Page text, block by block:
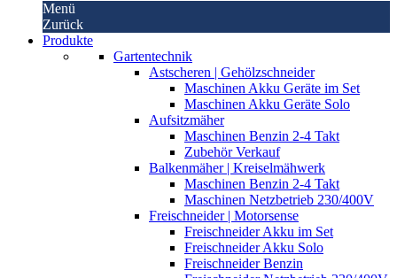
Menü
Zurück
Produkte
Gartentechnik
Astscheren | Gehölzschneider
Maschinen Akku Geräte im Set
Maschinen Akku Geräte Solo
Aufsitzmäher
Maschinen Benzin 2-4 Takt
Zubehör Verkauf
Balkenmäher | Kreiselmähwerk
Maschinen Benzin 2-4 Takt
Maschinen Netzbetrieb 230/400V
Freischneider | Motorsense
Freischneider Akku im Set
Freischneider Akku Solo
Freischneider Benzin